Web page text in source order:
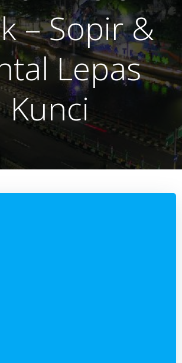
– Sopir &
Lepas
Kunci